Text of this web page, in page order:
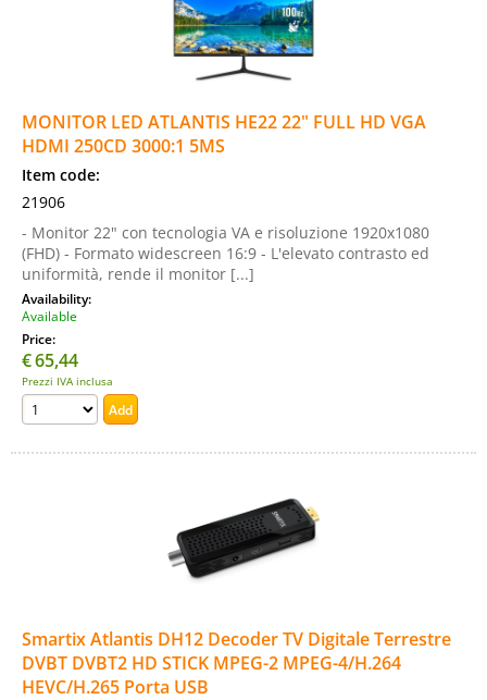
MONITOR LED ATLANTIS HE22 22" FULL HD VGA
HDMI 250CD 3000:1 5MS
Item code:
21906
- Monitor 22" con tecnologia VA e risoluzione 1920x1080
(FHD) - Formato widescreen 16:9 - L'elevato contrasto ed
uniformità, rende il monitor [...]
Availability:
Available
Price:
€65,44
Prezzi IVA inclusa
Smartix Atlantis DH12 Decoder TV Digitale Terrestre
DVBT DVBT2 HD STICK MPEG-2 MPEG-4/H.264
HEVC/H.265 Porta USB